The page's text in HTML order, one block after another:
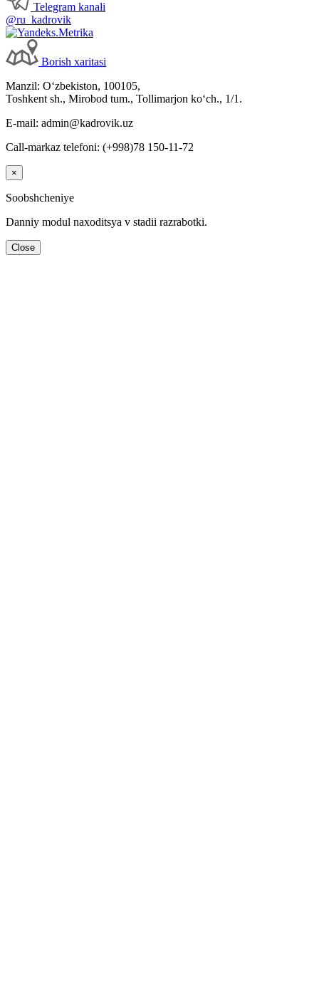
Telegram kanali
@ru_kadrovik
Borish хaritasi
Manzil: Oʻzbekiston, 100105,
Toshkent sh., Mirobod tum., Tollimarjon koʻch., 1/1.
E-mail: admin@kadrovik.uz
Call-markaz telefoni: (+998)78 150-11-72
×
Soobshcheniye
Danniy modul naхoditsya v stadii razrabotki.
Close